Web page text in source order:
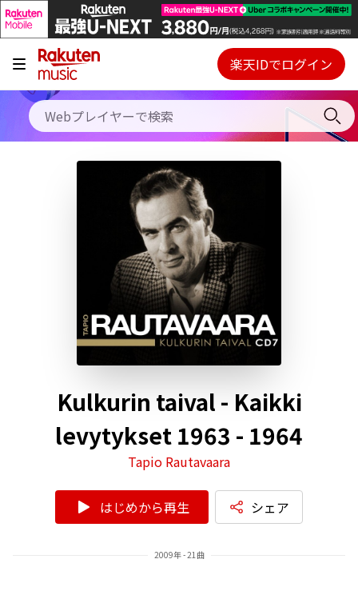
キャンペーン
料金プラン
使い方
初回30日間無料お試し
Webプレイヤー
ご契約内容の確認・変更
楽天IDでログイン
Kulkurin taival - Kaikki
levytykset 1963 - 1964
Tapio Rautavaara
はじめから再生 シェア
2009年 - 21曲